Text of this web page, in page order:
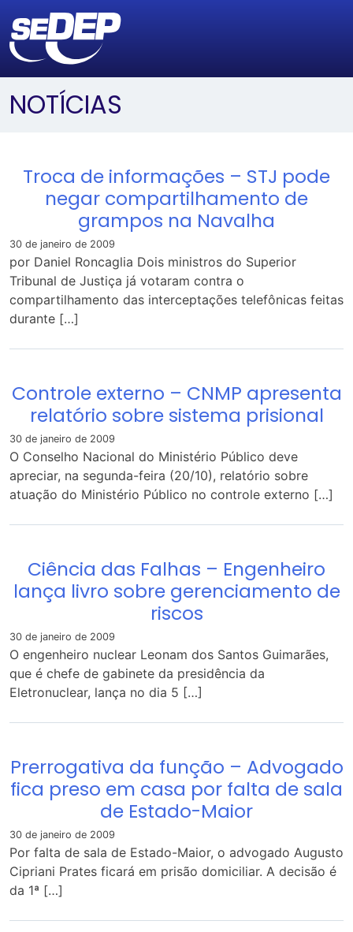
NOTÍCIAS
Troca de informações – STJ pode
negar compartilhamento de
grampos na Navalha
30 de janeiro de 2009
por Daniel Roncaglia Dois ministros do Superior
Tribunal de Justiça já votaram contra o
compartilhamento das interceptações telefônicas feitas
durante […]
Controle externo – CNMP apresenta
relatório sobre sistema prisional
30 de janeiro de 2009
O Conselho Nacional do Ministério Público deve
apreciar, na segunda-feira (20/10), relatório sobre
atuação do Ministério Público no controle externo […]
Ciência das Falhas – Engenheiro
lança livro sobre gerenciamento de
riscos
30 de janeiro de 2009
O engenheiro nuclear Leonam dos Santos Guimarães,
que é chefe de gabinete da presidência da
Eletronuclear, lança no dia 5 […]
Prerrogativa da função – Advogado
fica preso em casa por falta de sala
de Estado-Maior
30 de janeiro de 2009
Por falta de sala de Estado-Maior, o advogado Augusto
Cipriani Prates ficará em prisão domiciliar. A decisão é
da 1ª […]